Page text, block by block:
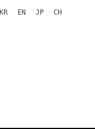
KR EN JP CH